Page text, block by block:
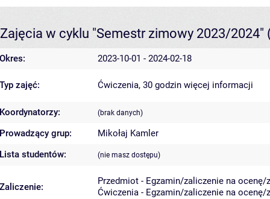
Zajęcia w cyklu "Semestr zimowy 2023/2024"
Okres: 2023-10-01 - 2024-02-18
Typ zajęć: Ćwiczenia, 30 godzin więcej informacji
Koordynatorzy: (brak danych)
Prowadzący grup:
Mikołaj Kamler
Lista studentów:
(nie masz dostępu)
Zaliczenie:
Przedmiot - Egzamin/zaliczenie na
Ćwiczenia - Egzamin/zaliczenie na